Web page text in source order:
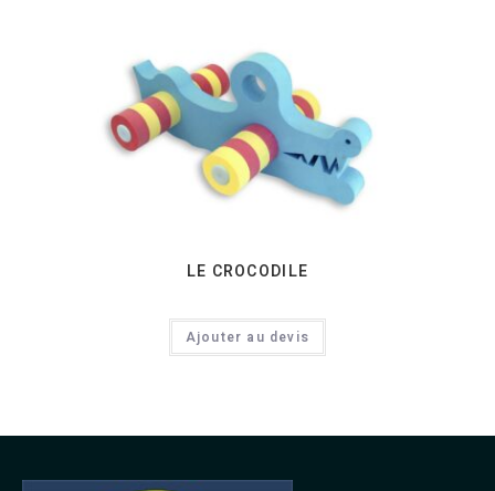
LE CROCODILE
Ajouter au devis